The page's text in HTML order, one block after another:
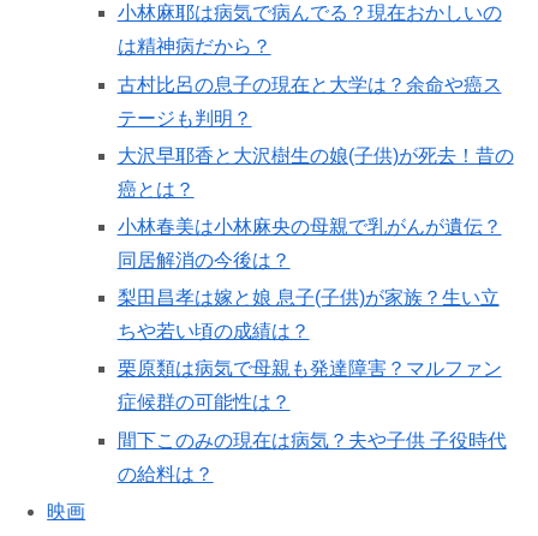
小林麻耶は病気で病んでる？現在おかしいの
は精神病だから？
古村比呂の息子の現在と大学は？余命や癌ス
テージも判明？
大沢早耶香と大沢樹生の娘(子供)が死去！昔の
癌とは？
小林春美は小林麻央の母親で乳がんが遺伝？
同居解消の今後は？
梨田昌孝は嫁と娘 息子(子供)が家族？生い立
ちや若い頃の成績は？
栗原類は病気で母親も発達障害？マルファン
症候群の可能性は？
間下このみの現在は病気？夫や子供 子役時代
の給料は？
映画